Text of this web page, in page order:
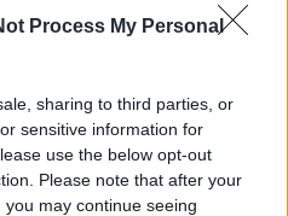
Process My Personal
sharing to third parties, or
sensitive information for
use the below opt-out
Please note that after your
may continue seeing
ruhái